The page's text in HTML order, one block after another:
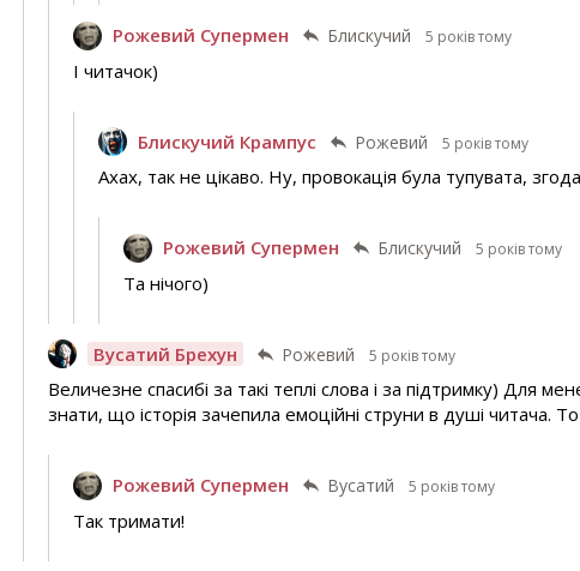
Рожевий Супермен Блискучий 5 років тому
І читачок)
Блискучий Крампус Рожевий 5 років тому
Ахах, так не цікаво. Ну, провокація була тупувата,
Рожевий Супермен Блискучий 5 років тому
Та нічого)
Вусатий Брехун Рожевий 5 років тому
Величезне спасибі за такі теплі слова і за підтримку) Для
знати, що історія зачепила емоційні струни в душі читача.
Рожевий Супермен Вусатий 5 років тому
Так тримати!